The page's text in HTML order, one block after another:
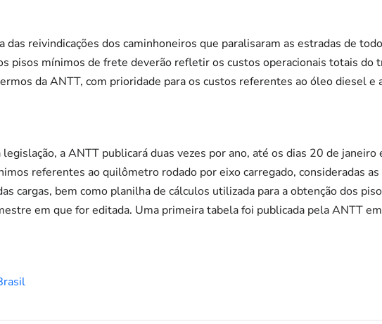
das reivindicações dos caminhoneiros que paralisaram as estradas de
pisos mínimos de frete deverão refletir os custos operacionais totais do
da ANTT, com prioridade para os custos referentes ao óleo diesel e
legislação, a ANTT publicará duas vezes por ano, até os dias 20 de
referentes ao quilômetro rodado por eixo carregado, consideradas as
cargas, bem como planilha de cálculos utilizada para a obtenção dos
em que for editada. Uma primeira tabela foi publicada pela ANTT